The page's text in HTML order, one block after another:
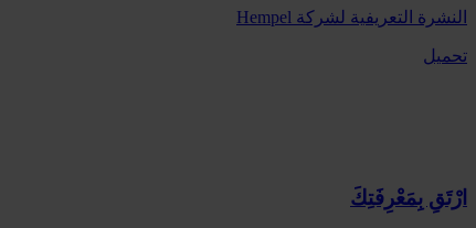
النشرة التعريفية لشركة Hempel
تحميل
ارْتَقِ بِمَعْرِفَتِكَ